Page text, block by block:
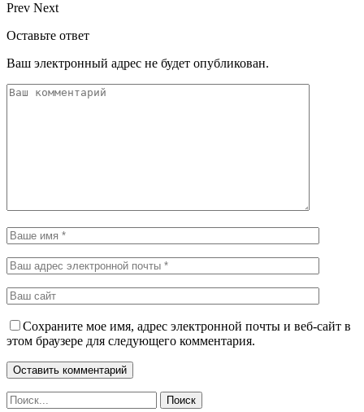
Prev Next
Оставьте ответ
Ваш электронный адрес не будет опубликован.
Сохраните мое имя, адрес электронной почты и веб-сайт в
этом браузере для следующего комментария.